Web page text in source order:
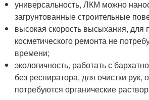
универсальность, ЛКМ можно
загрунтованные строительные
высокая скорость высыхания, для
косметического ремонта не
времени;
экологичность, работать с
без респиратора, для очистки рук,
потребуются органические